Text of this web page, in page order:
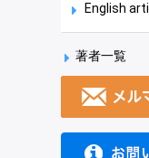
English
著者一覧